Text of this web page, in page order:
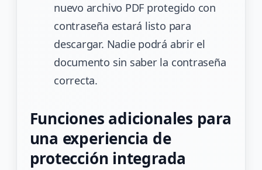
nuevo archivo PDF protegido con
contraseña estará listo para
descargar. Nadie podrá abrir el
documento sin saber la contraseña
correcta.
Funciones adicionales para
una experiencia de
protección integrada